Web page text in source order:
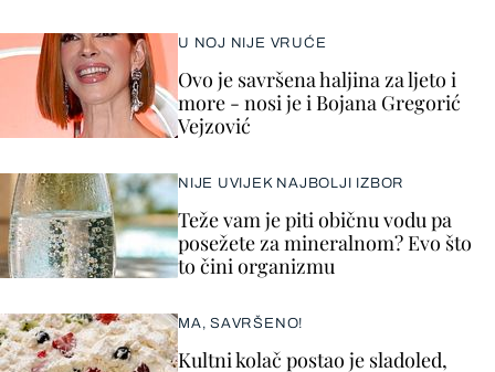
U NOJ NIJE VRUĆE
Ovo je savršena haljina za ljeto i
more - nosi je i Bojana Gregorić
Vejzović
NIJE UVIJEK NAJBOLJI IZBOR
Teže vam je piti običnu vodu pa
posežete za mineralnom? Evo što
to čini organizmu
MA, SAVRŠENO!
Kultni kolač postao je sladoled,